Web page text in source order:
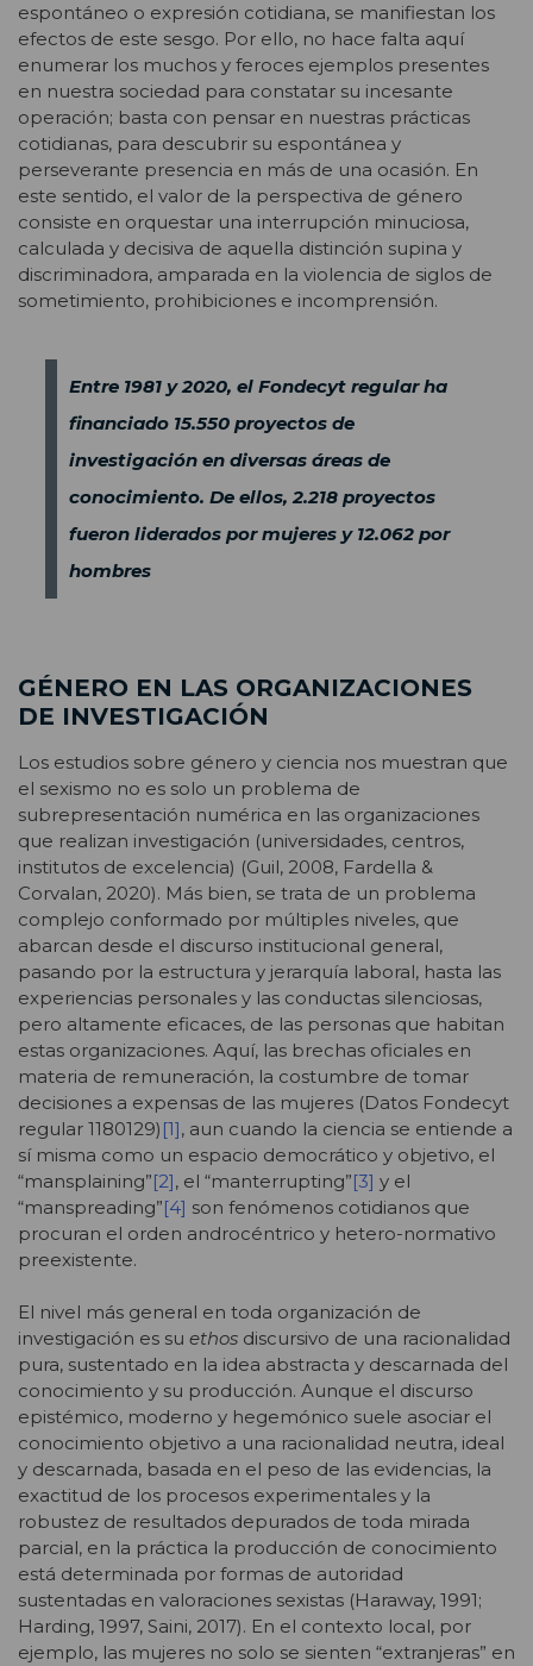
espontáneo o expresión cotidiana, se manifiestan los
efectos de este sesgo. Por ello, no hace falta aquí
enumerar los muchos y feroces ejemplos presentes
en nuestra sociedad para constatar su incesante
operación; basta con pensar en nuestras prácticas
cotidianas, para descubrir su espontánea y
perseverante presencia en más de una ocasión. En
este sentido, el valor de la perspectiva de género
consiste en orquestar una interrupción minuciosa,
calculada y decisiva de aquella distinción supina y
discriminadora, amparada en la violencia de siglos de
sometimiento, prohibiciones e incomprensión.
Entre 1981 y 2020, el Fondecyt regular ha
financiado 15.550 proyectos de
investigación en diversas áreas de
conocimiento. De ellos, 2.218 proyectos
fueron liderados por mujeres y 12.062 por
hombres
GÉNERO EN LAS ORGANIZACIONES
DE INVESTIGACIÓN
Los estudios sobre género y ciencia nos muestran que
el sexismo no es solo un problema de
subrepresentación numérica en las organizaciones
que realizan investigación (universidades, centros,
institutos de excelencia) (Guil, 2008, Fardella &
Corvalan, 2020). Más bien, se trata de un problema
complejo conformado por múltiples niveles, que
abarcan desde el discurso institucional general,
pasando por la estructura y jerarquía laboral, hasta las
experiencias personales y las conductas silenciosas,
pero altamente eficaces, de las personas que habitan
estas organizaciones. Aquí, las brechas oficiales en
materia de remuneración, la costumbre de tomar
decisiones a expensas de las mujeres (Datos Fondecyt
regular 1180129) [1], aun cuando la ciencia se entiende a
sí misma como un espacio democrático y objetivo, el
“mansplaining”[2], el “manterrupting”[3] y el
“manspreading”[4] son fenómenos cotidianos que
procuran el orden androcéntrico y hetero-normativo
preexistente.
El nivel más general en toda organización de
investigación es su ethos discursivo de una racionalidad
pura, sustentado en la idea abstracta y descarnada del
conocimiento y su producción. Aunque el discurso
epistémico, moderno y hegemónico suele asociar el
conocimiento objetivo a una racionalidad neutra, ideal
y descarnada, basada en el peso de las evidencias, la
exactitud de los procesos experimentales y la
robustez de resultados depurados de toda mirada
parcial, en la práctica la producción de conocimiento
está determinada por formas de autoridad
sustentadas en valoraciones sexistas (Haraway, 1991;
Harding, 1997, Saini, 2017). En el contexto local, por
ejemplo, las mujeres no solo se sienten “extranjeras” en